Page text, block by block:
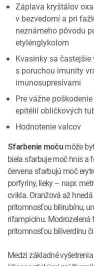
Záplava kryštálov
v bezvedomí a pri
neznámeho pôvodu
etylénglykolom
Kvasinky sa
s poruchou imunity
imunosupresívami
Pre vážne
epitélií obličkových
Hodnotenie valcov
Sfarbenie močumôže
biela sfarbuje moč hnis a
červena sfarbujú moč
porfyríny, lieky – napr.
cvikla. Oranžová až
prítomnosťou bilirubínu,
rifampicínu.
prítomnosťou biliverdínu
Medzi základné